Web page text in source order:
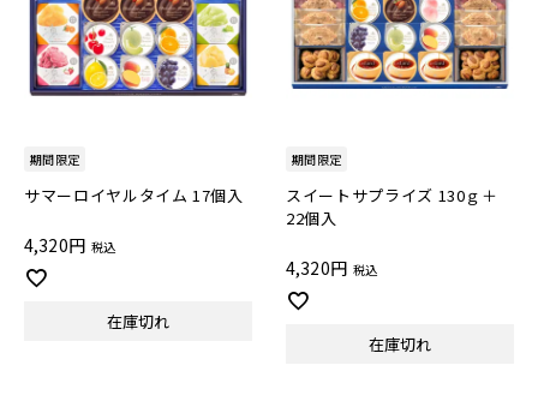
期間限定
サマーロイヤルタイム 17個入
4,320 税込
在庫切れ
期間限定
スイートサプライズ 130ｇ＋
22個入
4,320 税込
在庫切れ